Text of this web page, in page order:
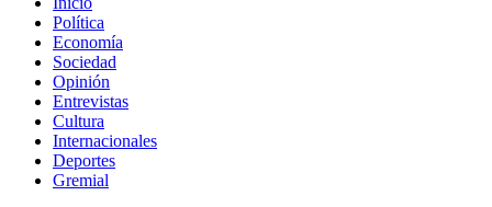
Política
Economía
Sociedad
Opinión
Entrevistas
Cultura
Internacionales
Deportes
Gremial